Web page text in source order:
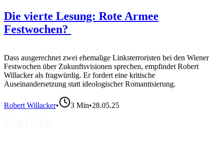
Die vierte Lesung: Rote Armee
Festwochen?
Dass ausgerechnet zwei ehemalige Linksterroristen bei den Wiener
Festwochen über Zukunftsvisionen sprechen, empfindet Robert
Willacker als fragwürdig. Er fordert eine kritische
Auseinandersetzung statt ideologischer Romantisierung.
Robert Willacker• 3 Min•28.05.25